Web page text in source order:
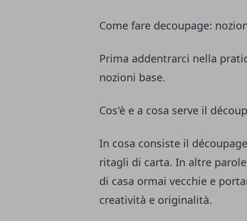
Come fare decoupage:
Prima addentrarci nella
nozioni base.
Cos'è e a cosa serve il
In cosa consiste il
ritagli di carta. In altre
di casa ormai vecchie e
creatività e originalità.